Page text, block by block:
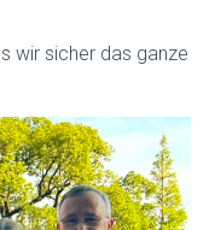
wir sicher das ganze